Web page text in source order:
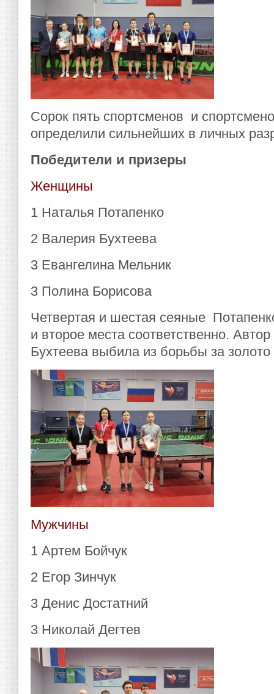
Сорок пять спортсменов и
определили сильнейших в личных
Победители и призеры
Женщины
1 Наталья Потапенко
2 Валерия Бухтеева
3 Евангелина Мельник
3 Полина Борисова
Четвертая и шестая сеяные
и второе места соответственно.
Бухтеева выбила из борьбы за
Мужчины
1 Артем Бойчук
2 Егор Зинчук
3 Денис Достатний
3 Николай Дегтев